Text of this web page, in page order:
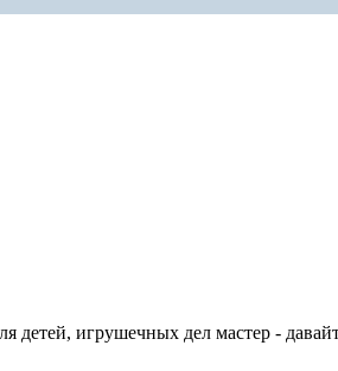
детей, игрушечных дел мастер -